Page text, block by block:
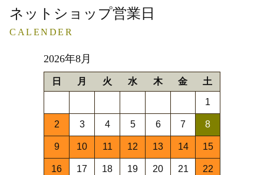
ネットショップ営業日
CALENDER
2026年8月
日 月 火 水 木 金 土
1
2 3 4 5 6 7 8
9 10 11 12 13 14 15
16 17 18 19 20 21 22